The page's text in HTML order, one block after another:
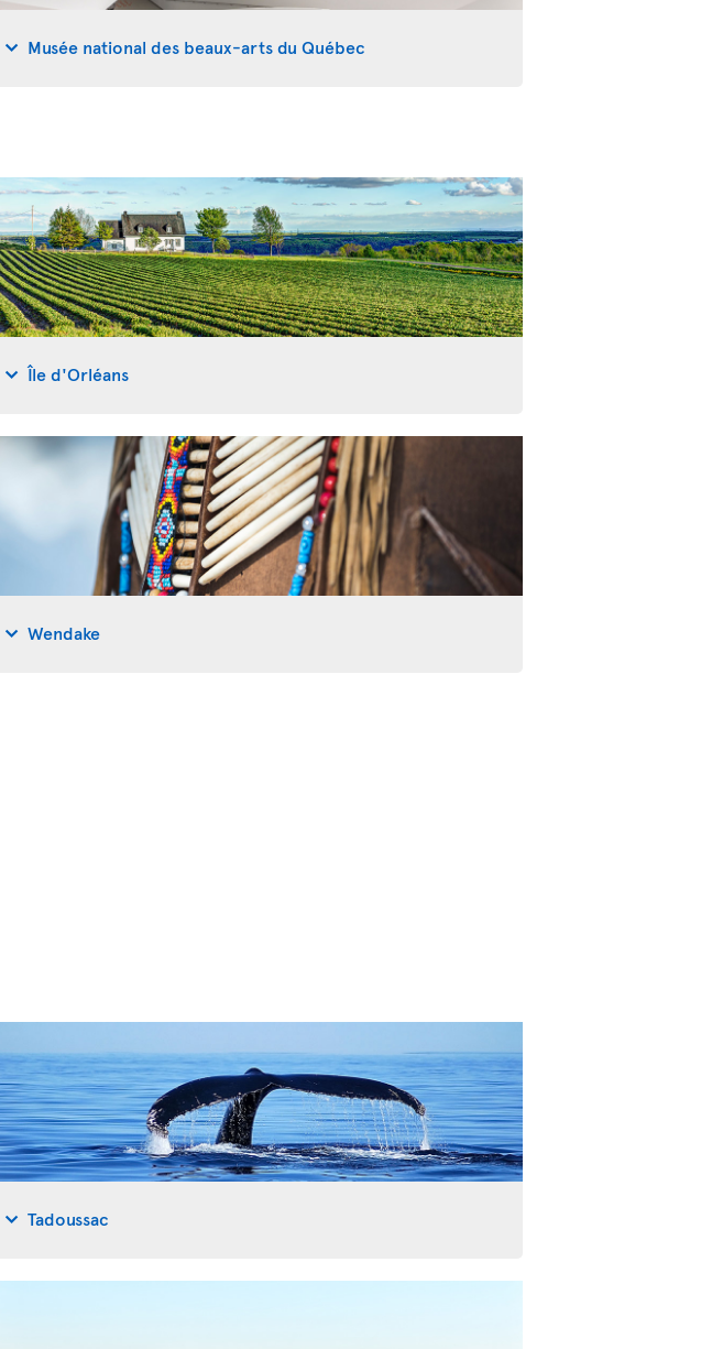
Musée national des beaux-arts du Québec
Île d'Orléans
Wendake
Tadoussac